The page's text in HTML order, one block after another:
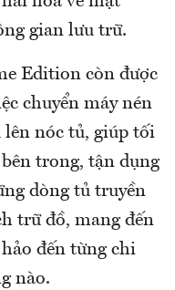
gian lưu trữ.
Edition còn được
chuyển máy nén
nóc tủ, giúp tối
trong, tận dụng
dòng tủ truyền
trữ đồ, mang đến
đến từng chi
nào.